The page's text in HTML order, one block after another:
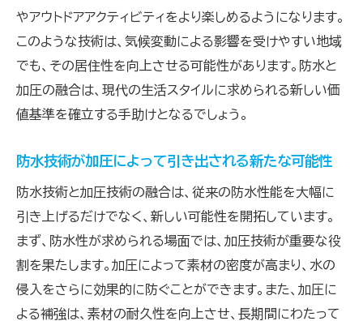
やアウトドアアクティビティをより楽しめるようになります。
このような技術は、気候変動による影響を受けやすい地域
でも、その居住性を向上させる可能性があります。防水と
加圧の融合は、現代の生活スタイルに求められる新しい価
値基準を確立する手助けとなるでしょう。
防水技術が加圧によって引き出される新たな可能性
防水技術と加圧技術の融合は、従来の防水性能を大幅に
引き上げるだけでなく、新しい可能性を開拓しています。
まず、防水性が求められる場面では、加圧技術が重要な役
割を果たします。加圧によって素材の密度が高まり、水の
侵入をさらに効果的に防ぐことができます。また、加圧に
よる補強は、素材の耐久性を向上させ、長期間にわたって